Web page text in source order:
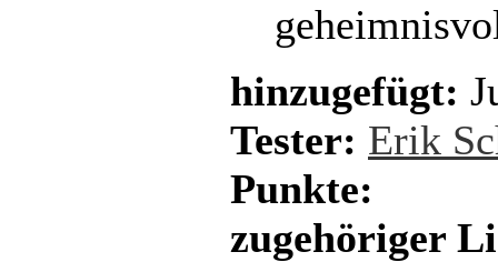
hinzugefügt:
Tester: Erik
Punkte:
zugehöriger